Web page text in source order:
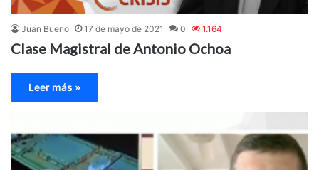
Juan Bueno 17 de mayo de 2021 0 1.164
Clase Magistral de Antonio Ochoa
Leer más »